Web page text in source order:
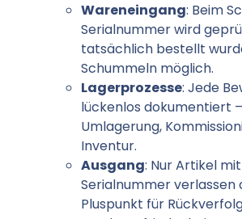
Wareneingang: Beim
Serialnummer wird
tatsächlich bestellt
Schummeln möglich.
Lagerprozesse: Jede
lückenlos dokumentiert
Umlagerung,
Inventur.
Ausgang: Nur Artikel
Serialnummer verlassen
Pluspunkt für